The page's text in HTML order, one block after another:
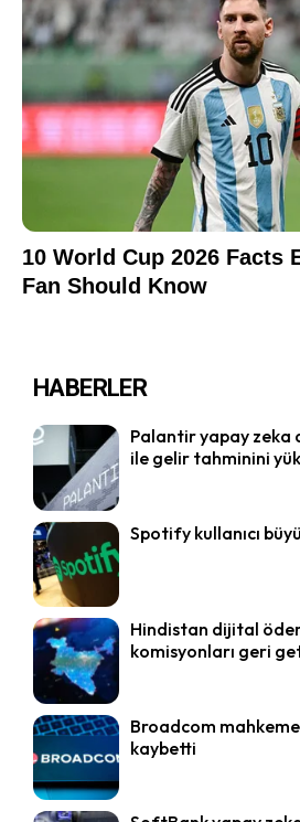
HABERLER
Palantir yapay zeka
ile gelir tahminini
Spotify kullanıcı
Hindistan dijital
komisyonları geri
Broadcom
kaybetti